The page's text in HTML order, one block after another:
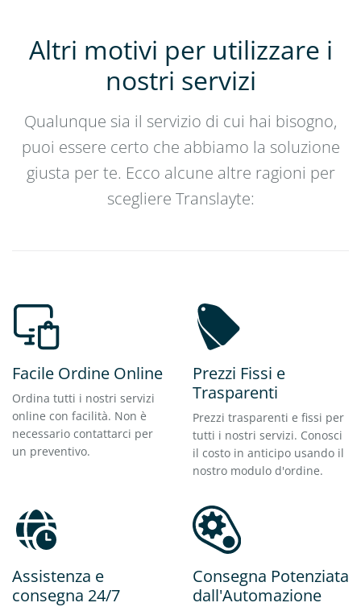
Altri motivi per utilizzare i
nostri servizi
Qualunque sia il servizio di cui hai bisogno,
puoi essere certo che abbiamo la soluzione
giusta per te. Ecco alcune altre ragioni per
scegliere Translayte:
Facile Ordine Online
Ordina tutti i nostri servizi
online con facilità. Non è
necessario contattarci per
un preventivo.
Prezzi Fissi e
Trasparenti
Prezzi trasparenti e fissi per
tutti i nostri servizi. Conosci
il costo in anticipo usando il
nostro modulo d'ordine.
Assistenza e
consegna 24/7
Consegna Potenziata
dall'Automazione